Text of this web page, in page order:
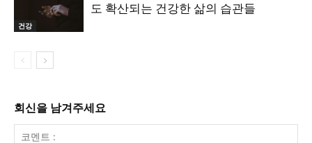
건강
도 확산되는 건강한 삶의 습관들
회신을 남겨주세요